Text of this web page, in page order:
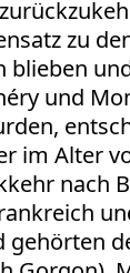
zu
blieben
und
im Alter
nach
gehörten